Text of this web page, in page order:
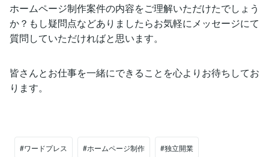
ホームページ制作案件の内容をご理解いただけたでしょう
か？もし疑問点などありましたらお気軽にメッセージにて
質問していただければと思います。
皆さんとお仕事を一緒にできることを心よりお待ちしてお
ります。
#ワードプレス #ホームページ制作 #独立開業